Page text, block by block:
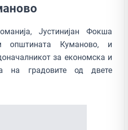
Јустинијан Фокша
општината Куманово, и
за економска и
на градовите од двете